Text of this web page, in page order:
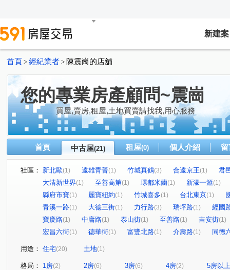
新建案
首頁 > 經紀業者 > 陳震崗的店舖
您的專業房產顧問~震崗
買屋,賣房,租屋,土地買賣請找我,用心服務
首頁 中古屋(21) 租屋(0) 個人介紹
社區： 新北歐(1) 遠雄青晉(1) 竹城真鶴(3) 合遠京王(1)
君
大清新世界(1) 至善高第(1) 璟都米蘭(1) 新濠一滙(1)
縣府市寶(1) 麗寶紐約(1) 竹城喜多(1) 台北東京(1)
青溪一路(1) 大德三街(1) 力行路(3) 瑞坪路(1)
經國
寶慶路(1) 中庸路(1) 泰山街(1) 至善路(1) 吉安街(1)
宏昌六街(1) 德華街(1) 富豐北路(1) 介壽路(1) 同德
用途： 住宅(20) 土地(1)
格局： 1房(2) 2房(6) 3房(6) 4房(2) 5房以上